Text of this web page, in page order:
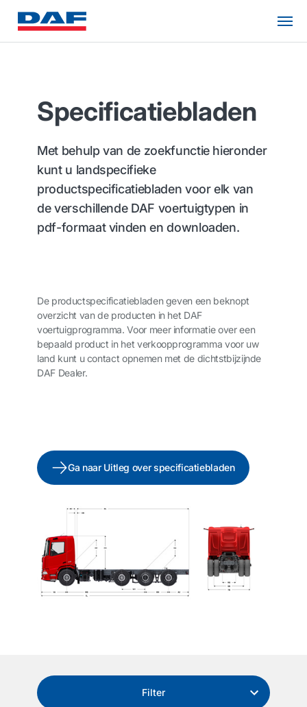
Specificatiebladen
Met behulp van de zoekfunctie hieronder
kunt u landspecifieke
productspecificatiebladen voor elk van
de verschillende DAF voertuigtypen in
pdf-formaat vinden en downloaden.
De productspecificatiebladen geven een beknopt
overzicht van de producten in het DAF
voertuigprogramma. Voor meer informatie over een
bepaald product in het verkoopprogramma voor uw
land kunt u contact opnemen met de dichtstbijzijnde
DAF Dealer.
Ga naar Uitleg over specificatiebladen
Filter